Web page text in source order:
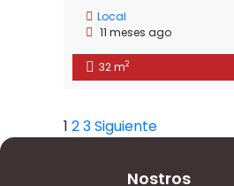
Local
11 meses ago
32 m2
1 23Siguiente
Nostros